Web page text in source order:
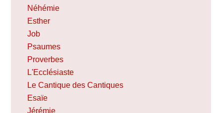
Néhémie
Esther
Job
Psaumes
Proverbes
L'Ecclésiaste
Le Cantique des Cantiques
Esaïe
Jérémie